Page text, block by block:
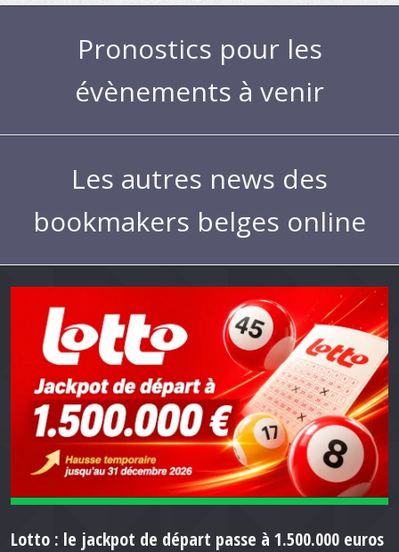
Pronostics pour les
évènements à venir
Les autres news des
bookmakers belges online
Lotto : le jackpot de départ passe à 1.500.000 euros